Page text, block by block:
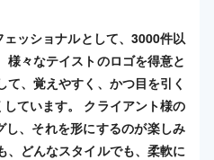
ッショナルとして、3000件以
様々なテイストのロゴを得意と
て、覚えやすく、かつ目を引く
ています。 クライアント様の
、それを形にするのが楽しみ
、どんなスタイルでも、柔軟に